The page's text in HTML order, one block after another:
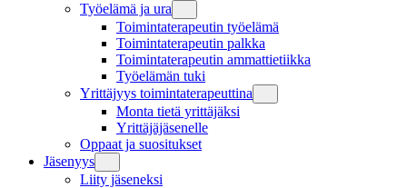
Työelämä ja ura
Toimintaterapeutin työelämä
Toimintaterapeutin palkka
Toimintaterapeutin ammattietiikka
Työelämän tuki
Yrittäjyys toimintaterapeuttina
Monta tietä yrittäjäksi
Yrittäjäjäsenelle
Oppaat ja suositukset
Jäsenyys
Liity jäseneksi